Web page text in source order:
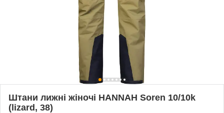
Штани лижні жіночі HANNAH Soren 10/10k
(lizard, 38)